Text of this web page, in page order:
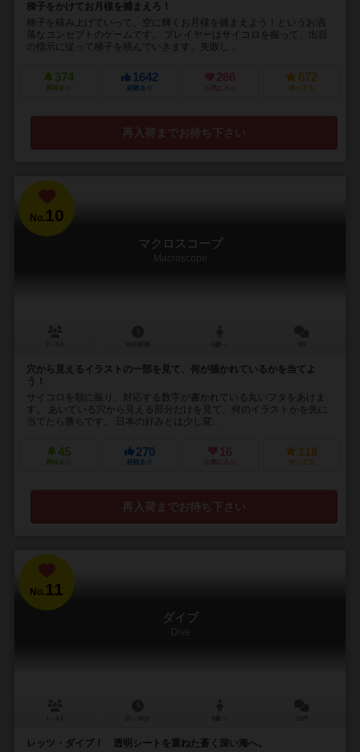
梯子をかけてお月様を捕まえろ！
梯子を積み上げていって、空に輝くお月様を捕まえよう！というお洒
落なコンセプトのゲームです。 プレイヤーはサイコロを振って、出目
の指示に従って梯子を積んでいきます。失敗し...
374
興味あり
1642
経験あり
266
お気に入り
672
持ってる
再入荷までお待ち下さい
No. 10
マクロスコープ
Macroscope
穴から見えるイラストの一部を見て、何が描かれているかを当てよ
う！
サイコロを順に振り、対応する数字が書かれている丸いフタをあけま
す。 あいている穴から見える部分だけを見て、何のイラストかを先に
当てたら勝ちです。 日本の好みとは少し変...
45
興味あり
270
経験あり
16
お気に入り
119
持ってる
再入荷までお待ち下さい
No.11
ダイブ
Dive
レッツ・ダイブ！ 透明シートを重ねた蒼く深い海へ。